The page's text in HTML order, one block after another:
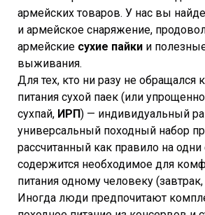
армейских товаров. У нас вы
и армейское снаряжение,
армейские сухие пайки и
выживания.
Для тех, кто ни разу не обращался
питания сухой паек (или
сухпай, ИРП) — индивидуальный
универсальный походный набор
рассчитанный как правило на
содержится необходимое для
питания одному человеку
Иногда люди предпочитают